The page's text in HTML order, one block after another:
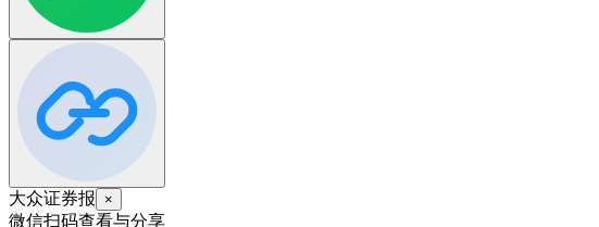
大众证券报 ×
微信扫码查看与分享